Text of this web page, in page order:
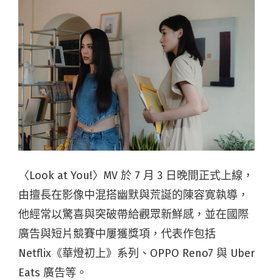
〈Look at You!〉MV 於 7 月 3 日晚間正式上線，
由擅長在影像中混搭幽默與荒誕的陳容寛執導，
他經常以驚喜與突破帶給觀眾新鮮感，並在國際
廣告與短片競賽中屢獲獎項，代表作包括
Netflix《華燈初上》系列、OPPO Reno7 與 Uber
Eats 廣告等。